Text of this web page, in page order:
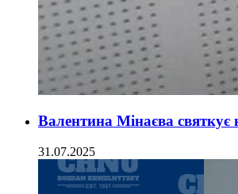
Валентина Мінаєва святкує
31.07.2025